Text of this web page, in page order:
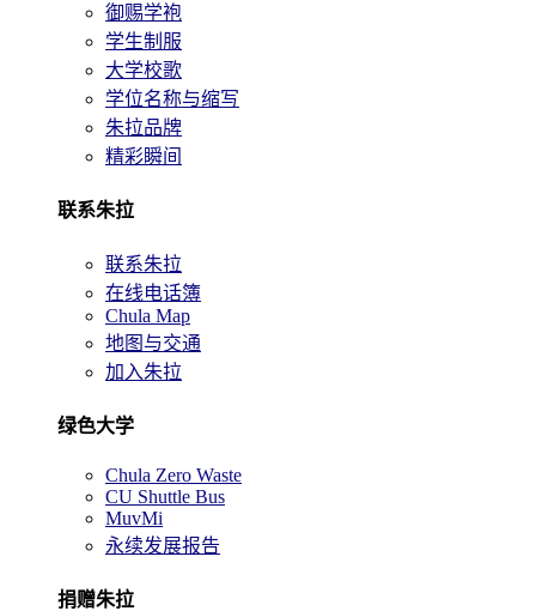
御赐学袍
学生制服
大学校歌
学位名称与缩写
朱拉品牌
精彩瞬间
联系朱拉
联系朱拉
在线电话簿
Chula Map
地图与交通
加入朱拉
绿色大学
Chula Zero Waste
CU Shuttle Bus
MuvMi
永续发展报告
捐赠朱拉